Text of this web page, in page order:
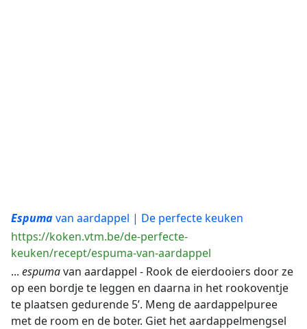
Espumavan aardappel | De perfecte keuken
https://koken.vtm.be/de-perfecte-
keuken/recept/espuma-van-aardappel
... espumavan aardappel - Rook de eierdooiers door ze
op een bordje te leggen en daarna in het rookoventje
te plaatsen gedurende 5’. Meng de aardappelpuree
met de room en de boter. Giet het aardappelmengsel